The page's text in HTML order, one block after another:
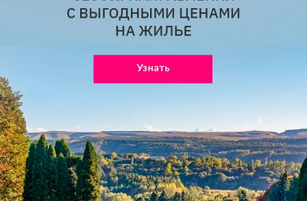
Мы в соцсетях и на видеоплатформах
YouTube Дзен
Pinterest Max